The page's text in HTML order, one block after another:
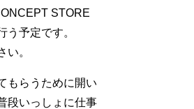
STORE
予定です。
。
もらうために開い
段いっしょに仕事